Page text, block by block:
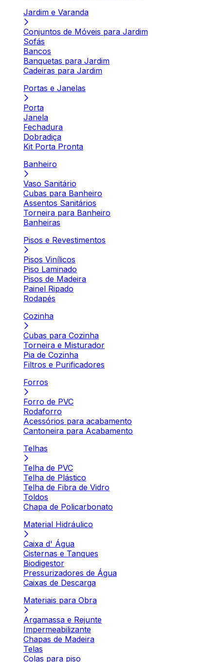
Jardim e Varanda
Conjuntos de Móveis para Jardim
Sofás
Bancos
Banquetas para Jardim
Cadeiras para Jardim
Portas e Janelas
Porta
Janela
Fechadura
Dobradiça
Kit Porta Pronta
Banheiro
Vaso Sanitário
Cubas para Banheiro
Assentos Sanitários
Torneira para Banheiro
Banheiras
Pisos e Revestimentos
Pisos Vinílicos
Piso Laminado
Pisos de Madeira
Painel Ripado
Rodapés
Cozinha
Cubas para Cozinha
Torneira e Misturador
Pia de Cozinha
Filtros e Purificadores
Forros
Forro de PVC
Rodaforro
Acessórios para acabamento
Cantoneira para Acabamento
Telhas
Telha de PVC
Telha de Plástico
Telha de Fibra de Vidro
Toldos
Chapa de Policarbonato
Material Hidráulico
Caixa d' Água
Cisternas e Tanques
Biodigestor
Pressurizadores de Água
Caixas de Descarga
Materiais para Obra
Argamassa e Rejunte
Impermeabilizante
Chapas de Madeira
Telas
Colas para piso